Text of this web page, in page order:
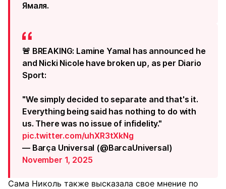
Ямаля.
🚨 BREAKING: Lamine Yamal has announced he
and Nicki Nicole have broken up, as per Diario
Sport:
"We simply decided to separate and that's it.
Everything being said has nothing to do with
us. There was no issue of infidelity."
pic.twitter.com/uhXR3tXkNg
— Barça Universal (@BarcaUniversal)
November 1, 2025
Сама Николь также высказала свое мнение по